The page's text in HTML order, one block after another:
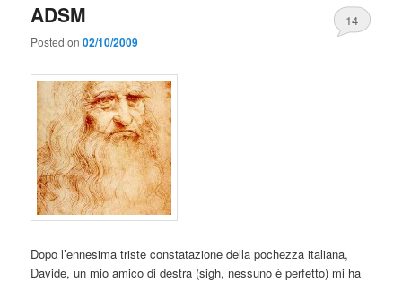
ADSM
Posted on02/10/2009
14
Dopo l’ennesima triste constatazione della pochezza italiana,
Davide, un mio amico di destra (sigh, nessuno è perfetto) mi ha